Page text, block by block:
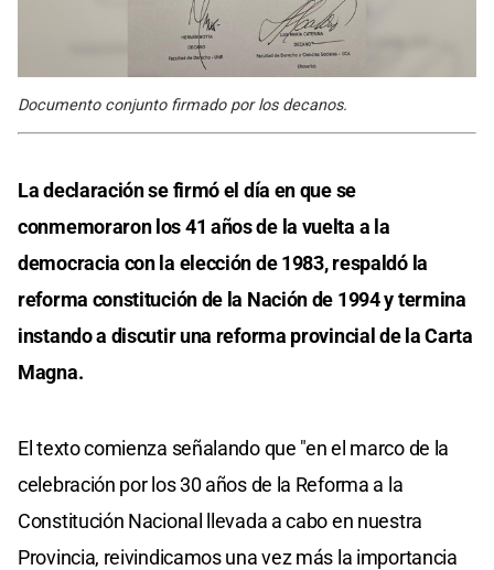
Documento conjunto firmado por los decanos.
La declaración se firmó el día en que se
conmemoraron los 41 años de la vuelta a la
democracia con la elección de 1983, respaldó la
reforma constitución de la Nación de 1994 y termina
instando a discutir una reforma provincial de la Carta
Magna.
El texto comienza señalando que "en el marco de la
celebración por los 30 años de la Reforma a la
Constitución Nacional llevada a cabo en nuestra
Provincia, reivindicamos una vez más la importancia